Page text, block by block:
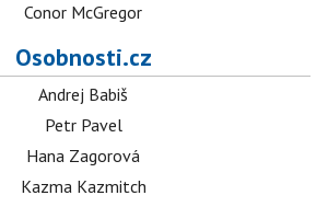
Conor McGregor
Osobnosti.cz
Andrej Babiš
Petr Pavel
Hana Zagorová
Kazma Kazmitch